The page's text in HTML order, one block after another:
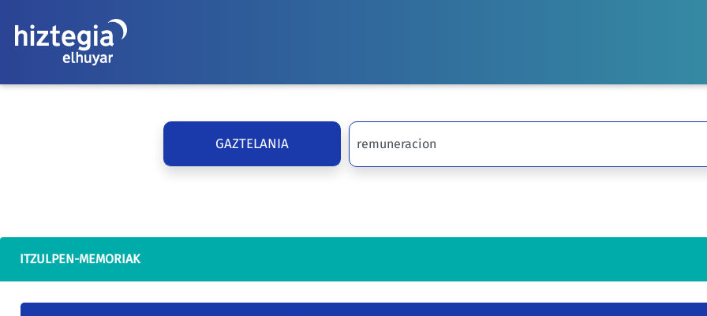
GAZTELANIA
ITZULPEN-MEMORIAK